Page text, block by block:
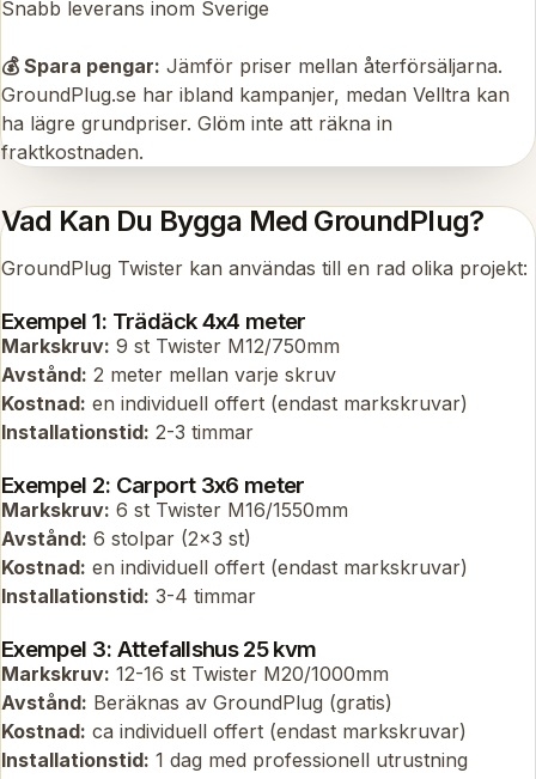
Snabb leverans inom Sverige
💰 Spara pengar: Jämför priser mellan återförsäljarna.
GroundPlug.se har ibland kampanjer, medan Velltra kan
ha lägre grundpriser. Glöm inte att räkna in
fraktkostnaden.
Vad Kan Du Bygga Med GroundPlug?
GroundPlug Twister kan användas till en rad olika projekt:
Exempel 1: Trädäck 4x4 meter
Markskruv: 9 st Twister M12/750mm
Avstånd: 2 meter mellan varje skruv
Kostnad: en individuell offert (endast markskruvar)
Installationstid: 2-3 timmar
Exempel 2: Carport 3x6 meter
Markskruv: 6 st Twister M16/1550mm
Avstånd: 6 stolpar (2x3 st)
Kostnad: en individuell offert (endast markskruvar)
Installationstid: 3-4 timmar
Exempel 3: Attefallshus 25 kvm
Markskruv: 12-16 st Twister M20/1000mm
Avstånd: Beräknas av GroundPlug (gratis)
Kostnad: ca individuell offert (endast markskruvar)
Installationstid: 1 dag med professionell utrustning